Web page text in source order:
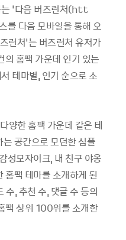
‘다음 버즈런처(htt
다음 모바일을 통해 오
런처’는 버즈런처 유저가
홈팩 가운데 인기 있는
테마별, 인기 순으로 소
양한 홈팩 가운데 같은 테
공간으로 모던한 심플
성모자이크, 내 친구 야옹
홈팩 테마를 소개하게 된
수, 추천 수, 댓글 수 등의
팩 상위 100위를 소개한